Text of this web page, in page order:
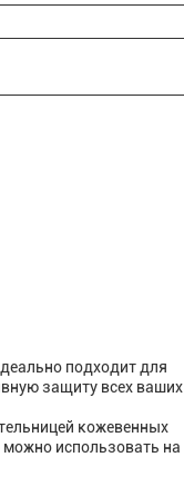
подходит для
защиту всех ваших
кожевенных
использовать на